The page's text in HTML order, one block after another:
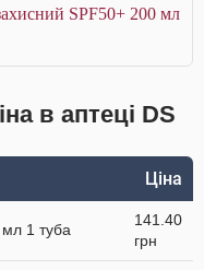
SPF50+ 200 мл
в аптеці DS
Ціна
1 туба
141.40
грн